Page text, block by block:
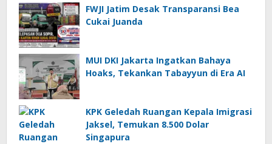
FWJI Jatim Desak Transparansi Bea
Cukai Juanda
MUI DKI Jakarta Ingatkan Bahaya
Hoaks, Tekankan Tabayyun di Era AI
KPK Geledah Ruangan Kepala Imigrasi
Jaksel, Temukan 8.500 Dolar
Singapura